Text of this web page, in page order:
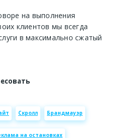
на выполнения
клиентов мы всегда
в максимально сжатый
Скролл Брандмауэр
на остановках